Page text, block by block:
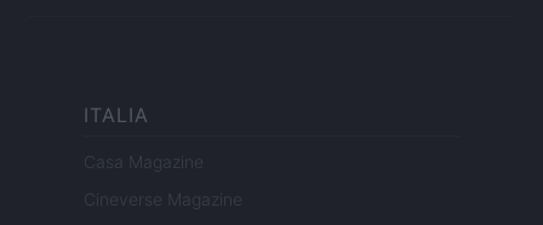
ITALIA
Casa Magazine
Cineverse Magazine